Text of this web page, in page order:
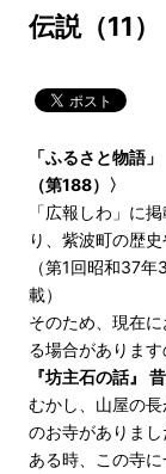
伝説（11）
「ふるさと物語
（第188）〉
「広報しわ」に
り、紫波町の歴
（第1回昭和37
載）
そのため、現在
る場合があります
『坊主石の話』
むかし、山屋の
のお寺がありまし
ある時、この寺